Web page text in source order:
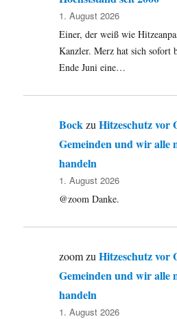
1. August 2026
Einer, der weiß wie
Kanzler. Merz hat sich sofort
Ende Juni eine…
BockzuHitzeschutz vor
Gemeinden und wir alle
handeln
1. August 2026
@zoom Danke.
zoomzuHitzeschutz vor
Gemeinden und wir alle
handeln
1. August 2026